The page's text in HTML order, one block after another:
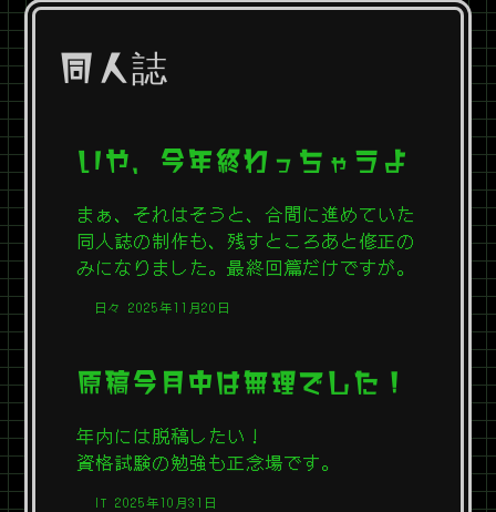
同人誌
いや、今年終わっちゃうよ
まぁ、それはそうと、合間に進めていた
同人誌の制作も、残すところあと修正の
みになりました。最終回篇だけですが。
日々 2025年11月20日
原稿今月中は無理でした！
年内には脱稿したい！
資格試験の勉強も正念場です。
IT 2025年10月31日